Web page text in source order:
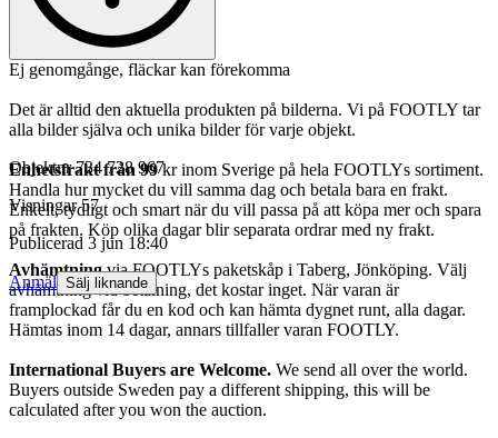
Ej genomgånge, fläckar kan förekomma
Det är alltid den aktuella produkten på bilderna. Vi på FOOTLY tar
alla bilder själva och unika bilder för varje objekt.
Enhetsfrakt från 99kr inom Sverige på hela FOOTLYs sortiment.
Handla hur mycket du vill samma dag och betala bara en frakt.
Enkelt, tydligt och smart när du vill passa på att köpa mer och spara
på frakten. Köp olika dagar blir separata ordrar med ny frakt.
Avhämtningvia FOOTLYs paketskåp i Taberg, Jönköping. Välj
avhämtning vid betalning, det kostar inget. När varan är
framplockad får du en kod och kan hämta dygnet runt, alla dagar.
Hämtas inom 14 dagar, annars tillfaller varan FOOTLY.
International Buyers are Welcome. We send all over the world.
Buyers outside Sweden pay a different shipping, this will be
calculated after you won the auction.
Objektnr 734 728 967
Visningar 57
Publicerad 3 jun 18:40
Anmäl Sälj liknande